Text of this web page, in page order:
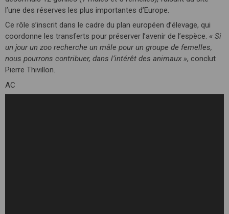
l’une des réserves les plus importantes d’Europe.
Ce rôle s’inscrit dans le cadre du plan européen d’élevage, qui
coordonne les transferts pour préserver l’avenir de l’espèce. « Si
un jour un zoo recherche un mâle pour un groupe de femelles,
nous pourrons contribuer, dans l’intérêt des animaux », conclut
Pierre Thivillon.
AC